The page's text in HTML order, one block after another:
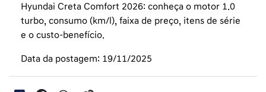
Hyundai Creta Comfort 2026: conheça o motor 1.0
turbo, consumo (km/l), faixa de preço, itens de série
e o custo-benefício.
Data da postagem: 19/11/2025